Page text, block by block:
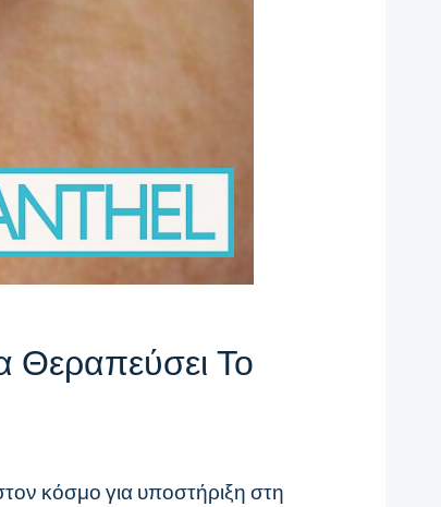
Το
κόσμο για υποστήριξη στη